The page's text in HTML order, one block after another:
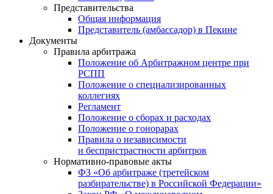
Представительства
Общая информация
Представитель (амбассадор) в Пекине
Документы
Правила арбитража
Положение об Арбитражном центре при
РСПП
Положение о специализированных
коллегиях
Регламент
Положение о сборах и расходах
Положение о гонорарах
Правила о независимости
и беспристрастности арбитров
Нормативно-правовые акты
ФЗ «Об арбитраже (третейском
разбирательстве) в Российской Федерации»